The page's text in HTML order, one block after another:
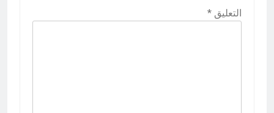
التعليق *